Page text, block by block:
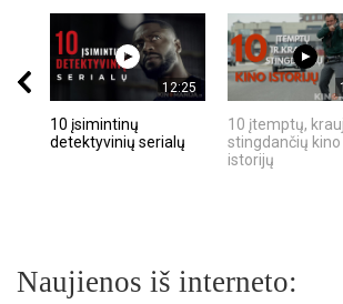
12:25
10 įsimintinų
detektyvinių serialų
10 įtemptų,
stingdančių kino
istorijų
Naujienos iš interneto: